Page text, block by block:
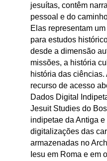
jesuítas, contêm
pessoal e do
Elas representam
para estudos
desde a dimensão
missões, a história
história das
recurso de acesso
Dados Digital
Jesuit Studies do
indipetae da Antiga
digitalizações das
armazenadas no
Iesu em Roma e em